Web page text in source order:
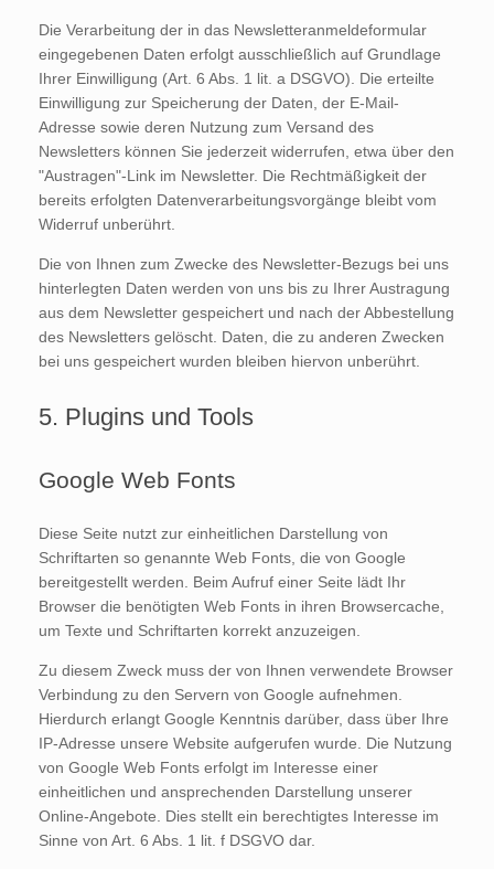
Die Verarbeitung der in das Newsletteranmeldeformular
eingegebenen Daten erfolgt ausschließlich auf Grundlage
Ihrer Einwilligung (Art. 6 Abs. 1 lit. a DSGVO). Die erteilte
Einwilligung zur Speicherung der Daten, der E-Mail-
Adresse sowie deren Nutzung zum Versand des
Newsletters können Sie jederzeit widerrufen, etwa über den
"Austragen"-Link im Newsletter. Die Rechtmäßigkeit der
bereits erfolgten Datenverarbeitungsvorgänge bleibt vom
Widerruf unberührt.
Die von Ihnen zum Zwecke des Newsletter-Bezugs bei uns
hinterlegten Daten werden von uns bis zu Ihrer Austragung
aus dem Newsletter gespeichert und nach der Abbestellung
des Newsletters gelöscht. Daten, die zu anderen Zwecken
bei uns gespeichert wurden bleiben hiervon unberührt.
5. Plugins und Tools
Google Web Fonts
Diese Seite nutzt zur einheitlichen Darstellung von
Schriftarten so genannte Web Fonts, die von Google
bereitgestellt werden. Beim Aufruf einer Seite lädt Ihr
Browser die benötigten Web Fonts in ihren Browsercache,
um Texte und Schriftarten korrekt anzuzeigen.
Zu diesem Zweck muss der von Ihnen verwendete Browser
Verbindung zu den Servern von Google aufnehmen.
Hierdurch erlangt Google Kenntnis darüber, dass über Ihre
IP-Adresse unsere Website aufgerufen wurde. Die Nutzung
von Google Web Fonts erfolgt im Interesse einer
einheitlichen und ansprechenden Darstellung unserer
Online-Angebote. Dies stellt ein berechtigtes Interesse im
Sinne von Art. 6 Abs. 1 lit. f DSGVO dar.